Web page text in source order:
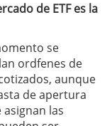
de ETF es la
se
ordfenes de
aunque
de apertura
las